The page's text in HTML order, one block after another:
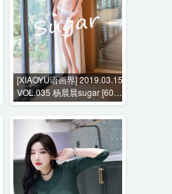
[XIAOYU语画界] 2019.03.15
VOL.035 杨晨晨sugar [60P-
247MB]